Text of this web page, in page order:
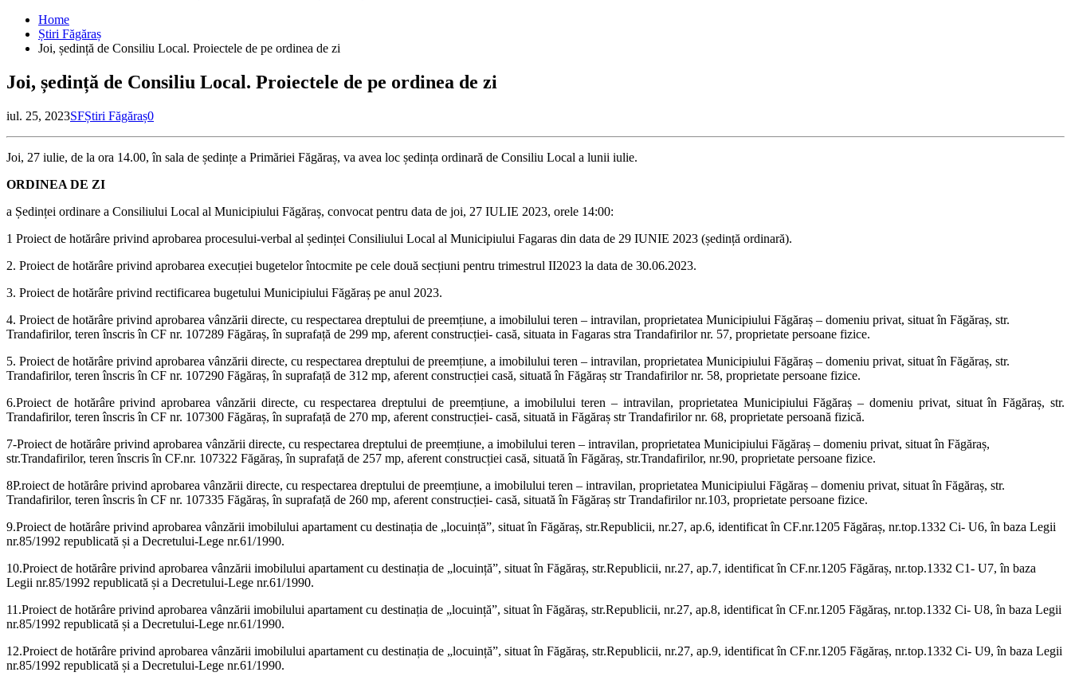
Home
Știri Făgăraș
Joi, ședință de Consiliu Local. Proiectele de pe ordinea de zi
Joi, ședință de Consiliu Local. Proiectele de pe ordinea de zi
iul. 25, 2023SFȘtiri Făgăraș0
Joi, 27 iulie, de la ora 14.00, în sala de ședințe a Primăriei Făgăraș, va avea loc ședința ordinară de Consiliu Local a lunii iulie.
ORDINEA DE ZI
a Ședinței ordinare a Consiliului Local al Municipiului Făgăraș, convocat pentru data de joi, 27 IULIE 2023, orele 14:00:
1 Proiect de hotărâre privind aprobarea procesului-verbal al ședinței Consiliului Local al Municipiului Fagaras din data de 29 IUNIE 2023 (ședință ordinară).
2. Proiect de hotărâre privind aprobarea execuției bugetelor întocmite pe cele două secțiuni pentru trimestrul II2023 la data de 30.06.2023.
3. Proiect de hotărâre privind rectificarea bugetului Municipiului Făgăraș pe anul 2023.
4. Proiect de hotărâre privind aprobarea vânzării directe, cu respectarea dreptului de preemțiune, a imobilului teren – intravilan, proprietatea Municipiului Făgăraș – domeniu privat, situat în Făgăraș, str.
Trandafirilor, teren înscris în CF nr. 107289 Făgăraș, în suprafață de 299 mp, aferent construcției- casă, situata in Fagaras stra Trandafirilor nr. 57, proprietate persoane fizice.
5. Proiect de hotărâre privind aprobarea vânzării directe, cu respectarea dreptului de preemțiune, a imobilului teren – intravilan, proprietatea Municipiului Făgăraș – domeniu privat, situat în Făgăraș, str.
Trandafirilor, teren înscris în CF nr. 107290 Făgăraș, în suprafață de 312 mp, aferent construcției casă, situată în Făgăraș str Trandafirilor nr. 58, proprietate persoane fizice.
6.Proiect de hotărâre privind aprobarea vânzării directe, cu respectarea dreptului de preemțiune, a imobilului teren – intravilan, proprietatea Municipiului Făgăraș – domeniu privat, situat în Făgăraș, str.
Trandafirilor, teren înscris în CF nr. 107300 Făgăraș, în suprafață de 270 mp, aferent construcției- casă, situată in Făgăraș str Trandafirilor nr. 68, proprietate persoană fizică.
7-Proiect de hotărâre privind aprobarea vânzării directe, cu respectarea dreptului de preemțiune, a imobilului teren – intravilan, proprietatea Municipiului Făgăraș – domeniu privat, situat în Făgăraș,
str.Trandafirilor, teren înscris în CF.nr. 107322 Făgăraș, în suprafață de 257 mp, aferent construcției casă, situată în Făgăraș, str.Trandafirilor, nr.90, proprietate persoane fizice.
8P.roiect de hotărâre privind aprobarea vânzării directe, cu respectarea dreptului de preemțiune, a imobilului teren – intravilan, proprietatea Municipiului Făgăraș – domeniu privat, situat în Făgăraș, str.
Trandafirilor, teren înscris în CF nr. 107335 Făgăraș, în suprafață de 260 mp, aferent construcției- casă, situată în Făgăraș str Trandafirilor nr.103, proprietate persoane fizice.
9.Proiect de hotărâre privind aprobarea vânzării imobilului apartament cu destinația de „locuință”, situat în Făgăraș, str.Republicii, nr.27, ap.6, identificat în CF.nr.1205 Făgăraș, nr.top.1332 Ci- U6, în baza Legii
nr.85/1992 republicată și a Decretului-Lege nr.61/1990.
10.Proiect de hotărâre privind aprobarea vânzării imobilului apartament cu destinația de „locuință”, situat în Făgăraș, str.Republicii, nr.27, ap.7, identificat în CF.nr.1205 Făgăraș, nr.top.1332 C1- U7, în baza
Legii nr.85/1992 republicată și a Decretului-Lege nr.61/1990.
11.Proiect de hotărâre privind aprobarea vânzării imobilului apartament cu destinația de „locuință”, situat în Făgăraș, str.Republicii, nr.27, ap.8, identificat în CF.nr.1205 Făgăraș, nr.top.1332 Ci- U8, în baza Legii
nr.85/1992 republicată și a Decretului-Lege nr.61/1990.
12.Proiect de hotărâre privind aprobarea vânzării imobilului apartament cu destinația de „locuință”, situat în Făgăraș, str.Republicii, nr.27, ap.9, identificat în CF.nr.1205 Făgăraș, nr.top.1332 Ci- U9, în baza Legii
nr.85/1992 republicată și a Decretului-Lege nr.61/1990.